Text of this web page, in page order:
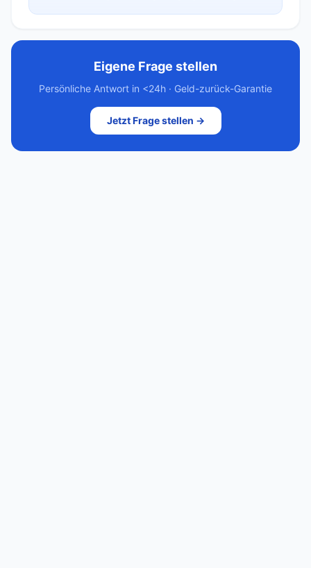
Eigene Frage stellen
Persönliche Antwort in <24h · Geld-zurück-Garantie
Jetzt Frage stellen →